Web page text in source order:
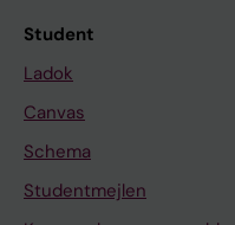
Student
Ladok
Canvas
Schema
Studentmejlen